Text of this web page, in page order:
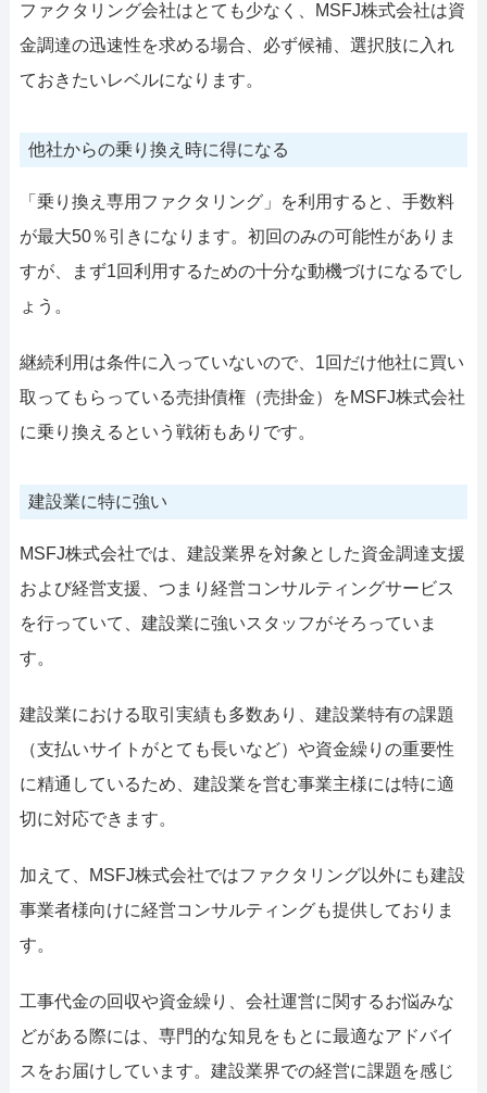
ファクタリング会社はとても少なく、MSFJ株式会社は資
金調達の迅速性を求める場合、必ず候補、選択肢に入れ
ておきたいレベルになります。
他社からの乗り換え時に得になる
「乗り換え専用ファクタリング」を利用すると、手数料
が最大50％引きになります。初回のみの可能性がありま
すが、まず1回利用するための十分な動機づけになるでし
ょう。
継続利用は条件に入っていないので、1回だけ他社に買い
取ってもらっている売掛債権（売掛金）をMSFJ株式会社
に乗り換えるという戦術もありです。
建設業に特に強い
MSFJ株式会社では、建設業界を対象とした資金調達支援
および経営支援、つまり経営コンサルティングサービス
を行っていて、建設業に強いスタッフがそろっていま
す。
建設業における取引実績も多数あり、建設業特有の課題
（支払いサイトがとても長いなど）や資金繰りの重要性
に精通しているため、建設業を営む事業主様には特に適
切に対応できます。
加えて、MSFJ株式会社ではファクタリング以外にも建設
事業者様向けに経営コンサルティングも提供しておりま
す。
工事代金の回収や資金繰り、会社運営に関するお悩みな
どがある際には、専門的な知見をもとに最適なアドバイ
スをお届けしています。建設業界での経営に課題を感じ